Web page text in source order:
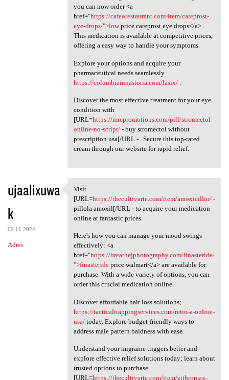
you can now order <a
href="https://cafeorestaurant.com/item/careprost-
eye-drops/">lowprice careprost eye drops</a> .
This medication is available at competitive prices,
offering a easy way to handle your symptoms.
Explore your options and acquire your
pharmaceutical needs seamlessly
https://columbiainnastoria.com/lasix/.
Discover the most effective treatment for your eye
condition with
[URL=https://mrcpromotions.com/pill/stromectol-
online-no-script/- buy stromectol without
prescription usa[/URL - . Secure this top-rated
cream through our website for rapid relief.
ujaalixuwa
k
09.11.2024
Adres
Visit [URL=https:/
Visit
[URL=https://thecultivarte.com/item/amoxicillin/-
pillola amoxil[/URL - to acquire your medication
online at fantastic prices.
Here's how you can manage your mood swings
effectively: <a
href="https://breathejphotography.com/finasteride/
">finasterideprice walmart</a> are available for
purchase. With a wide variety of options, you can
order this crucial medication online.
Discover affordable hair loss solutions;
https://tacticaltrappingservices.com/retin-a-online-
usa/today. Explore budget-friendly ways to
address male pattern baldness with ease.
Understand your migraine triggers better and
explore effective relief solutions today; learn about
trusted options to purchase
[URL=https://thecultivarte.com/item/zithromax-